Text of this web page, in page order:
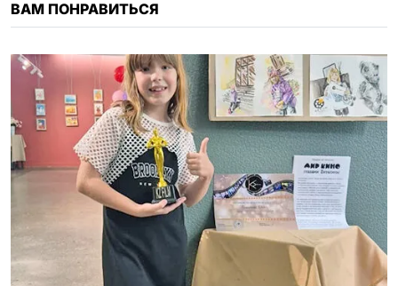
ВАМ ПОНРАВИТЬСЯ